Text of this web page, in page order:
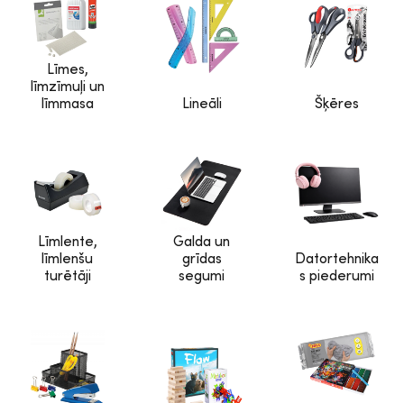
Līmes,
līmzīmuļi un
līmmasa
Lineāli Šķēres
Līmlente,
līmlenšu
turētāji
Galda un
grīdas
segumi
Datortehnika
s piederumi